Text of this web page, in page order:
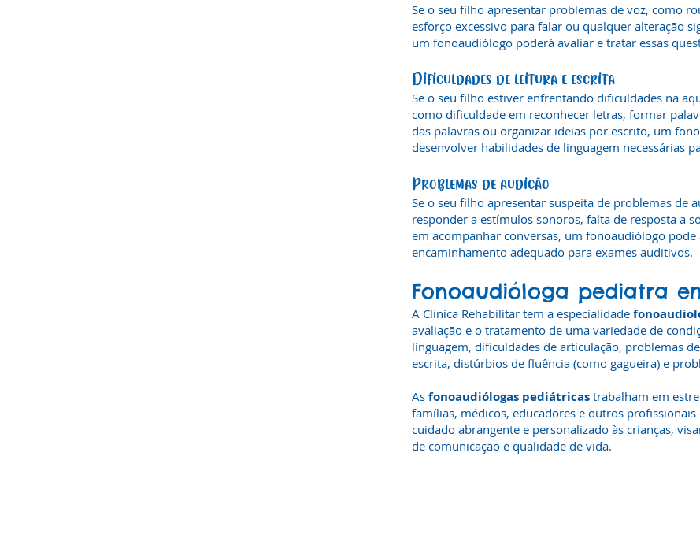
Se o seu filho apresentar problemas de voz, como
esforço excessivo para falar ou qualquer alteração
um fonoaudiólogo poderá avaliar e tratar essas
Dificuldades de leitura e escrita
Se o seu filho estiver enfrentando dificuldades na
como dificuldade em reconhecer letras, formar
das palavras ou organizar ideias por escrito, um
desenvolver habilidades de linguagem necessárias
Problemas de audição
Se o seu filho apresentar suspeita de problemas de
responder a estímulos sonoros, falta de resposta a
em acompanhar conversas, um fonoaudiólogo pode
encaminhamento adequado para exames auditivos.
Fonoaudióloga pediatra
A Clínica Rehabilitar tem a especialidade
avaliação e o tratamento de uma variedade de
linguagem, dificuldades de articulação, problemas
escrita, distúrbios de fluência (como gagueira) e
As fonoaudiólogas pediátricas trabalham em
famílias, médicos, educadores e outros
cuidado abrangente e personalizado às crianças,
de comunicação e qualidade de vida.